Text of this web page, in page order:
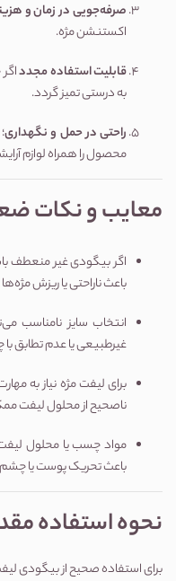
صرفه‌جویی در زمان و
اکستنشن مژه.
قابلیت استفاده مجدد
به درستی تمیز گردد.
راحتی در حمل و نگهداری
محصول را همراه لوازم
معایب و نکات
اگر بیگودی غیر منعطف
باعث ناراحتی یا ریزش
انتخاب سایز نامناسب
غیرطبیعی یا عدم تطابق
برای لیفت مژه نیاز به
ناصحیح از محلول لیفت
مواد چسب یا محلول
باعث تحریک پوست یا
نحوه استفاده
برای استفاده صحیح از بیگودی